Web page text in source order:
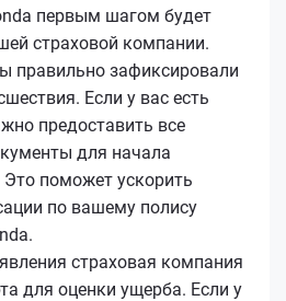
первым шагом будет
страховой компании.
правильно зафиксировали
Если у вас есть
предоставить все
для начала
Это поможет ускорить
по вашему полису
страховая компания
для оценки ущерба. Если у